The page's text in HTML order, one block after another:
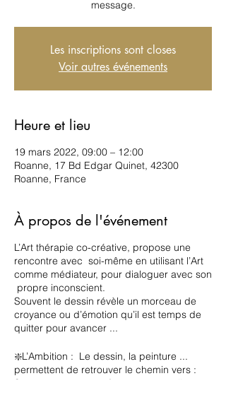
message.
Les inscriptions sont closes
Voir autres événements
Heure et lieu
19 mars 2022, 09:00 – 12:00
Roanne, 17 Bd Edgar Quinet, 42300
Roanne, France
À propos de l'événement
L’Art thérapie co-créative, propose une
rencontre avec soi-même en utilisant l’Art
comme médiateur, pour dialoguer avec son
propre inconscient.
Souvent le dessin révèle un morceau de
croyance ou d’émotion qu’il est temps de
quitter pour avancer ...
❇️L’Ambition : Le dessin, la peinture ...
permettent de retrouver le chemin vers :
Ses ressources, ses forces, ses qualités